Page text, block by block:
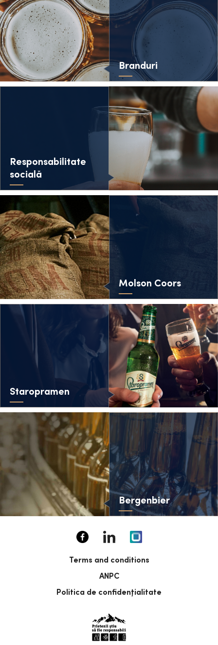
Branduri
Responsabilitate
socială
Molson Coors
Staropramen
Bergenbier
Terms and conditions
ANPC
Politica de confidențialitate